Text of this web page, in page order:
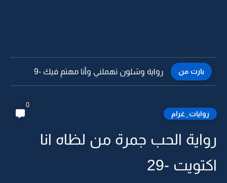
بارت من رواية وشلون تهملني وأنا مهتم فيك -9
روايات_غرام
0
رواية الحب جمرة من لظاه انا
اكتويت -29